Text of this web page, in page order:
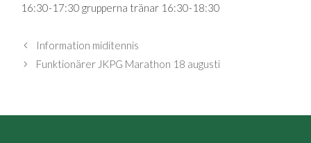
16:30-17:30 grupperna tränar 16:30-18:30
Information miditennis
Funktionärer JKPG Marathon 18 augusti